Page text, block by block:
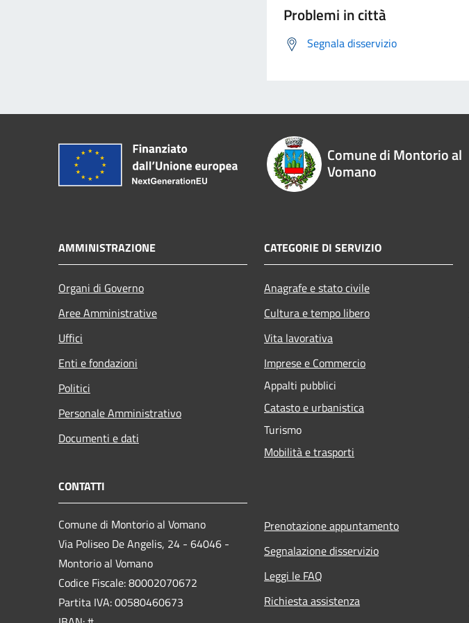
Problemi in città
Segnala disservizio
Comune di Montorio al
Vomano
AMMINISTRAZIONE
Organi di Governo
Aree Amministrative
Uffici
Enti e fondazioni
Politici
Personale Amministrativo
Documenti e dati
CATEGORIE DI SERVIZIO
Anagrafe e stato civile
Cultura e tempo libero
Vita lavorativa
Imprese e Commercio
Appalti pubblici
Catasto e urbanistica
Turismo
Mobilità e trasporti
CONTATTI
Comune di Montorio al Vomano
Via Poliseo De Angelis, 24 - 64046 -
Montorio al Vomano
Codice Fiscale: 80002070672
Partita IVA: 00580460673
Prenotazione appuntamento
Segnalazione disservizio
Leggi le FAQ
Richiesta assistenza